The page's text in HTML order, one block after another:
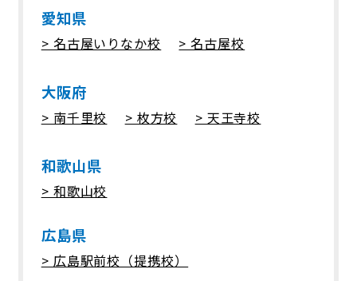
して、上記の請求・お問い合わせ等ござ
いましたら、下記までご連絡くださいま
すようお願い申し上げます。
所在地
〒550-0004
町ビル7F
メールアドレス info@polaris-
academia.com
7. 組織・体制
当社は、を個人情報管理責任者とし、個
愛知県
> 名古屋いりなか校 > 名古屋校
大阪府
> 南千里校 > 枚方校 > 天王寺校
和歌山県
> 和歌山校
広島県
> 広島駅前校（提携校）